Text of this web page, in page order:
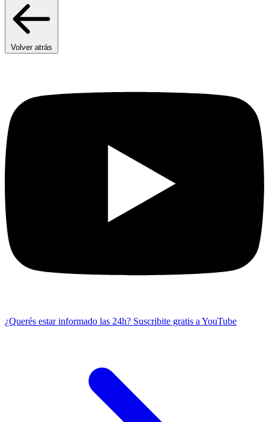
Volver atrás
¿Querés estar informado las 24h? Suscribite gratis a YouTube